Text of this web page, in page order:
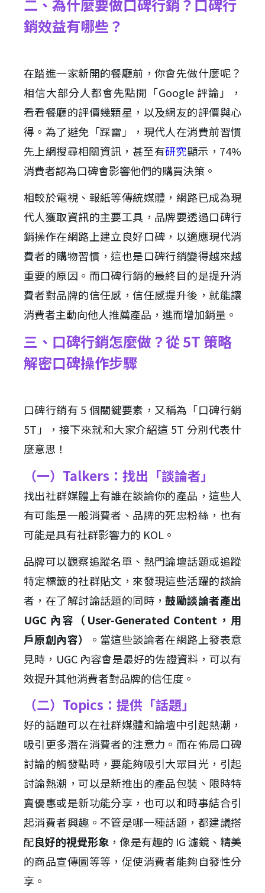
二、為什麼要做口碑行銷？口碑行
銷效益有哪些？
在踏進一家新開的餐廳前，你會先做什麼呢？
相信大部分人都會先點開「Google 評論」，
看看餐廳的評價幾顆星，以及網友的評價與心
得。為了避免「踩雷」，現代人在消費前習慣
先上網搜尋相關資訊，甚至有研究顯示，74%
消費者認為口碑會影響他們的購買決策。
相較於電視、報紙等傳統媒體，網路已成為現
代人獲取資訊的主要工具，品牌要透過口碑行
銷操作在網路上建立良好口碑，以適應現代消
費者的購物習慣，這也是口碑行銷變得越來越
重要的原因。而口碑行銷的最終目的是提升消
費者對品牌的信任感，信任感提升後，就能讓
消費者主動向他人推薦產品，進而增加銷量。
三、口碑行銷怎麼做？從 5T 策略
解密口碑操作步驟
口碑行銷有 5 個關鍵要素，又稱為「口碑行銷
5T」，接下來就和大家介紹這 5T 分別代表什
麼意思！
（一）Talkers：找出「談論者」
找出社群媒體上有誰在談論你的產品，這些人
有可能是一般消費者、品牌的死忠粉絲，也有
可能是具有社群影響力的 KOL。
品牌可以觀察追蹤名單、熱門論壇話題或追蹤
特定標籤的社群貼文，來發現這些活躍的談論
者，在了解討論話題的同時，鼓勵談論者產出
UGC 內容（User-Generated Content，用
戶原創內容）
。當這些談論者在網路上發表意
見時，UGC 內容會是最好的佐證資料，可以有
效提升其他消費者對品牌的信任度。
（二）Topics：提供「話題」
好的話題可以在社群媒體和論壇中引起熱潮，
吸引更多潛在消費者的注意力。而在佈局口碑
討論的觸發點時，要能夠吸引大眾目光，引起
討論熱潮，可以是新推出的產品包裝、限時特
賣優惠或是新功能分享，也可以和時事結合引
起消費者興趣。不管是哪一種話題，都建議搭
配良好的視覺形象 ，像是有趣的 IG 濾鏡、精美
的商品宣傳圖等等，促使消費者能夠自發性分
享。